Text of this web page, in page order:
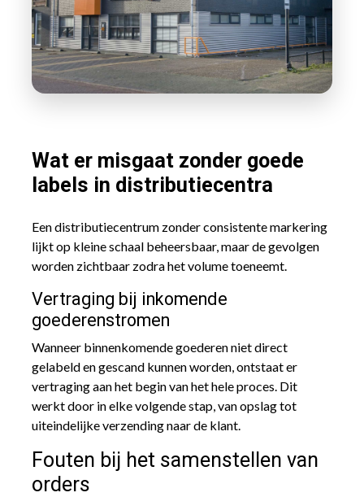
Wat er misgaat zonder goede
labels in distributiecentra
Een distributiecentrum zonder consistente markering
lijkt op kleine schaal beheersbaar, maar de gevolgen
worden zichtbaar zodra het volume toeneemt.
Vertraging bij inkomende
goederenstromen
Wanneer binnenkomende goederen niet direct
gelabeld en gescand kunnen worden, ontstaat er
vertraging aan het begin van het hele proces. Dit
werkt door in elke volgende stap, van opslag tot
uiteindelijke verzending naar de klant.
Fouten bij het samenstellen van
orders